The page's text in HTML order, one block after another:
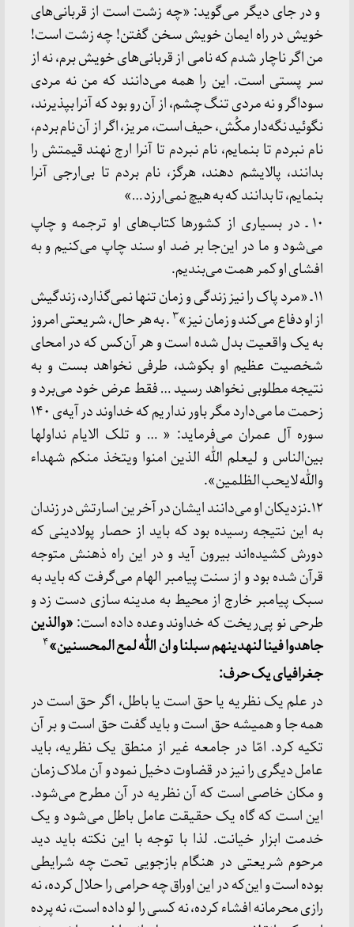
و در جای دیگر می‌گوید: «چه زشت است از قربانی‌های
خویش در راه ایمان خویش سخن گفتن! چه زشت است!
من اگر ناچار شدم که نامی از قربانی‌های خویش برم، نه از
سر پستی است. این را همه می‌دانند که من نه مردی
سوداگر و نه مردی تنگ ‌چشم، از آن رو بود که آنرا بپذیرند،
نگوئید نگه‌دار مکُش، حیف است، مریز، اگر از آن نام بردم،
نام نبردم تا بنمایم، نام نبردم تا آنرا ارج نهند قیمتش را
بدانند، پالایشم دهند، هرگز، نام بردم تا بی‌ارجی آنرا
بنمایم، تا بدانند که به هیچ نمی‌ارزد …»
۱۰ ـ در بسیاری از کشورها کتاب‌های او ترجمه و چاپ
می‌شود و ما در این‌جا بر ضد او سند چاپ می‌کنیم و به
افشای او کمر همت می‌بندیم.
۱۱ ـ «مرد پاک را نیز زندگی و زمان تنها نمی‌گذارد، زندگیش
از او دفاع می‌کند و زمان نیز»۳ . به هر حال، شریعتی امروز
به یک واقعیت بدل شده است و هر آن‌کس که در امحای
شخصیت عظیم او بکوشد، طرفی نخواهد بست و به
نتیجه مطلوبی نخواهد رسید … فقط عرض خود می‌برد و
زحمت ما می‌دارد مگر باور نداریم که خداوند در آیه‌ی ۱۴۰
سوره آل عمران می‌فرماید: « … و تلک الایام نداولها
بین‌الناس و لیعلم الله الذین امنوا ویتخذ منکم شهداء
والله لایحب الظلمین».
۱۲ ـ نزدیکان او می‌دانند ایشان در آخرین اسارتش در زندان
به این نتیجه رسیده بود که باید از حصار پولادینی که
دورش کشیده‌اند بیرون آید و در این راه ذهنش متوجه
قرآن شده بود و از سنت پیامبر الهام می‌گرفت که باید به
سبک پیامبر خارج از محیط به مدینه سازی دست زد و
طرحی نو پی‌ریخت که خداوند وعده داده است: «والذین
جاهدوا فینا لنهدینهم سبلنا و ان الله لمعالمحسنین»۴
جغرافیای یک حرف:
در علم یک نظریه یا حق است یا باطل، اگر حق است در
همه جا و همیشه حق است و باید گفت حق است و بر آن
تکیه کرد. امّا در جامعه غیر از منطق یک نظریه، باید
عامل دیگری را نیز در قضاوت دخیل نمود و آن ملاک زمان
و مکان خاصی است که آن نظریه در آن مطرح می‌شود.
این است که گاه یک حقیقت عامل باطل می‌شود و یک
خدمت ابزار خیانت. لذا با توجه با این نکته باید دید
مرحوم شریعتی در هنگام بازجویی تحت چه شرایطی
بوده است و این‌که در این اوراق چه حرامی را حلال کرده، نه
رازی محرمانه افشاء کرده، نه کسی را لو داده است، نه پرده